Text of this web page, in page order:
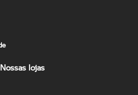
Nossas lojas